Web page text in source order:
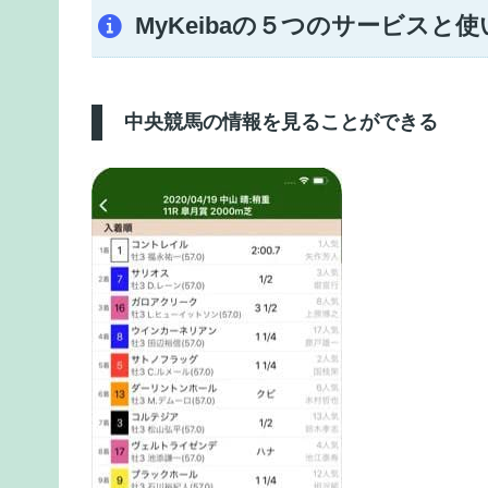
MyKeibaの５つのサービスと使
中央競馬の情報を見ることができる